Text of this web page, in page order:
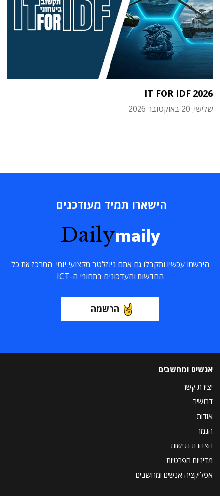
IT FOR IDF 2026
שלישי, 20 באוקטובר 2026
הישארו תמיד מעודכנים
Dailymaily
הירשמו עכשיו ותקבלו גם אתם ניוזלטר מקצועי יומי, המרכז את כל
החדשות והעדכונים בתחומי ה-ICT
הרשמה
אנשים ומחשבים
יצירת קשר
דרושים
אודות
הנמר
הצהרת נגישות
מדיניות הפרטיות
אפליקציה אנשים ומחשבים